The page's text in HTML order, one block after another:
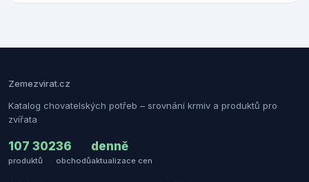
Zemezvirat.cz
Katalog chovatelských potřeb – srovnání krmiv a produktů pro
zvířata
107 302
produktů
36
obchodů
denně
aktualizace cen